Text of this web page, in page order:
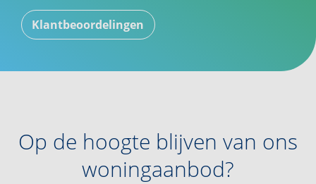
Klantbeoordelingen
Op de hoogte blijven van ons
woningaanbod?